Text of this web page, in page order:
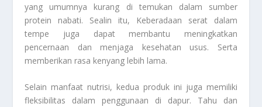
yang umumnya kurang di temukan dalam sumber
protein nabati. Sealin itu, Keberadaan serat dalam
tempe juga dapat membantu meningkatkan
pencernaan dan menjaga kesehatan usus. Serta
memberikan rasa kenyang lebih lama.
Selain manfaat nutrisi, kedua produk ini juga memiliki
fleksibilitas dalam penggunaan di dapur. Tahu dan